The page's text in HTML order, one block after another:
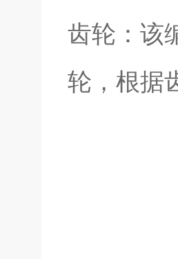
齿轮：该
轮，根据